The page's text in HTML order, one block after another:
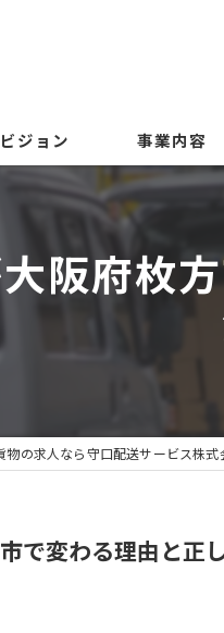
ビジョン 事業内容
阪府枚
物の求人なら守口配送サービス株式
で変わる理由と正